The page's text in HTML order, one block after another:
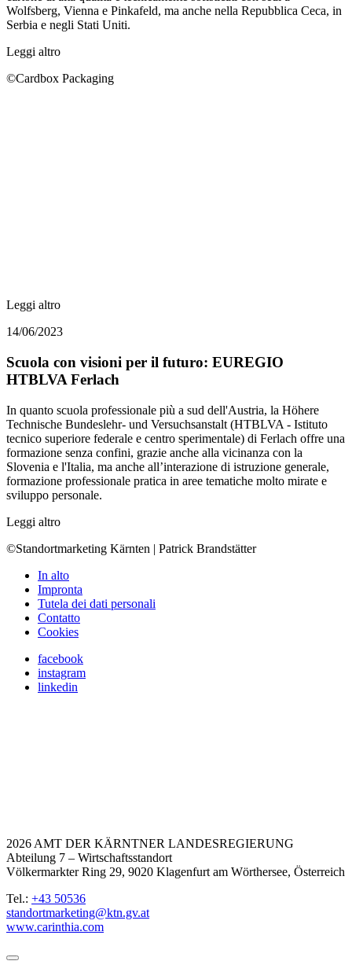
Wolfsberg, Vienna e Pinkafeld, ma anche nella Repubblica Ceca, in
Serbia e negli Stati Uniti.
Leggi altro
©Cardbox Packaging
Leggi altro
14/06/2023
Scuola con visioni per il futuro: EUREGIO
HTBLVA Ferlach
In quanto scuola professionale più a sud dell'Austria, la Höhere
Technische Bundeslehr- und Versuchsanstalt (HTBLVA - Istituto
tecnico superiore federale e centro sperimentale) di Ferlach offre una
formazione senza confini, grazie anche alla vicinanza con la
Slovenia e l'Italia, ma anche all’interazione di istruzione generale,
formazione professionale pratica in aree tematiche molto mirate e
sviluppo personale.
Leggi altro
©Standortmarketing Kärnten | Patrick Brandstätter
In alto
Impronta
Tutela dei dati personali
Contatto
Cookies
facebook
instagram
linkedin
2026 AMT DER KÄRNTNER LANDESREGIERUNG
Abteilung 7 – Wirtschaftsstandort
Völkermarkter Ring 29, 9020 Klagenfurt am Wörthersee, Österreich
Tel.: +43 50536
standortmarketing@ktn.gv.at
www.carinthia.com